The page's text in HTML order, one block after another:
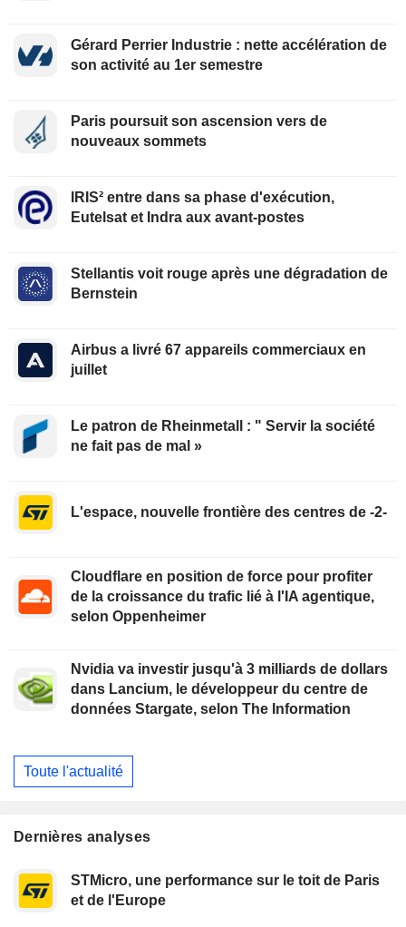
Gérard Perrier Industrie : nette accélération de
son activité au 1er semestre
Paris poursuit son ascension vers de
nouveaux sommets
IRIS² entre dans sa phase d'exécution,
Eutelsat et Indra aux avant-postes
Stellantis voit rouge après une dégradation de
Bernstein
Airbus a livré 67 appareils commerciaux en
juillet
Le patron de Rheinmetall : " Servir la société
ne fait pas de mal »
L'espace, nouvelle frontière des centres de -2-
Cloudflare en position de force pour profiter
de la croissance du trafic lié à l'IA agentique,
selon Oppenheimer
Nvidia va investir jusqu'à 3 milliards de dollars
dans Lancium, le développeur du centre de
données Stargate, selon The Information
Toute l'actualité
Dernières analyses
STMicro, une performance sur le toit de Paris
et de l'Europe